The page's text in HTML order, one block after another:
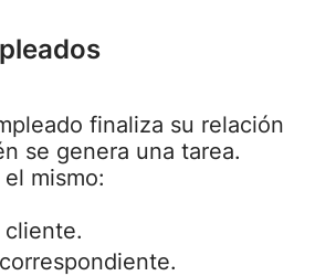
finaliza su relación
se genera una tarea.
mismo:
cliente.